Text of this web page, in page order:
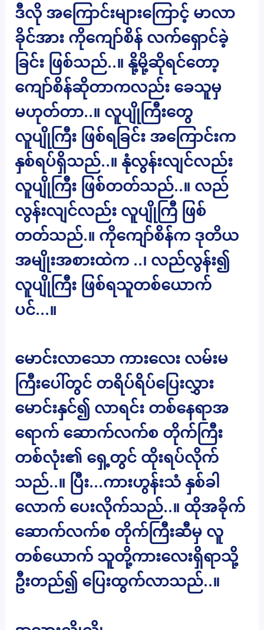
ဒီလို အကြောင်းများကြောင့် မာလာ
ခိုင်အား ကိုကျော်စိန် လက်ရှောင်ခဲ့
ခြင်း ဖြစ်သည်..။ နို့မို့ဆိုရင်တော့
ကျော်စိန်ဆိုတာကလည်း ခေသူမှ
မဟုတ်တာ..။ လူပျိုကြီးတွေ
လူပျိုကြီး ဖြစ်ရခြင်း အကြောင်းက
နှစ်ရပ်ရှိသည်..။ နုံလွန်းလျင်လည်း
လူပျိုကြီး ဖြစ်တတ်သည်..။ လည်
လွန်းလျင်လည်း လူပျိုကြီ ဖြစ်
တတ်သည်.။ ကိုကျော်စိန်က ဒုတိယ
အမျိုးအစားထဲက ..၊ လည်လွန်း၍
လူပျိုကြီး ဖြစ်ရသူတစ်ယောက်
ပင်…။
မောင်းလာသော ကားလေး လမ်းမ
ကြီးပေါ်တွင် တရိပ်ရိပ်ပြေးလွှား
မောင်းနှင်၍ လာရင်း တစ်နေရာအ
ရောက် ဆောက်လက်စ တိုက်ကြီး
တစ်လုံး၏ ရှေ့တွင် ထိုးရပ်လိုက်
သည်..။ ပြီး…ကားဟွန်းသံ နှစ်ခါ
လောက် ပေးလိုက်သည်..။ ထိုအခိုက်
ဆောက်လက်စ တိုက်ကြီးဆီမှ လူ
တစ်ယောက် သူတို့ကားလေးရှိရာသို့
ဦးတည်၍ ပြေးထွက်လာသည်..။